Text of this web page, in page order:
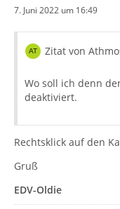
7. Juni 2022 um 16:49
Zitat von
Wo soll ich denn
deaktiviert.
Rechtsklick auf den
Gruß
EDV-Oldie